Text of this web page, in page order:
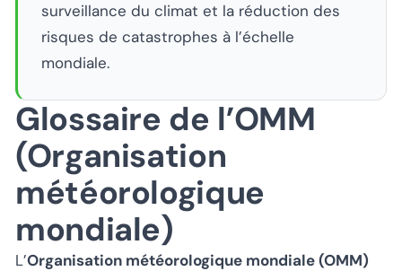
surveillance du climat et la réduction des
risques de catastrophes à l’échelle
mondiale.
Glossaire de l’OMM
(Organisation
météorologique
mondiale)
L’Organisation météorologique mondiale (OMM)